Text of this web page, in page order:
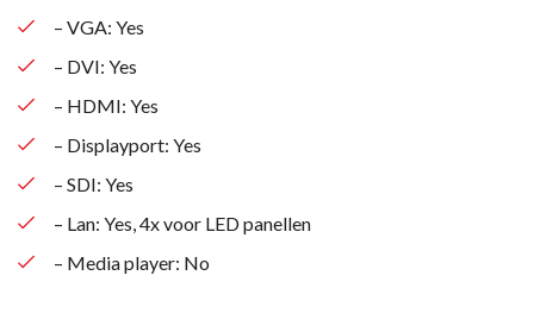
– VGA: Yes
– DVI: Yes
– HDMI: Yes
– Displayport: Yes
– SDI: Yes
– Lan: Yes, 4x voor LED panellen
– Media player: No